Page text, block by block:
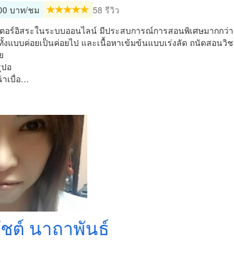
บาท/ชม
58 รีวิว
อร์อิสระในระบบออนไลน์ มีประสบการณ์การสอนพิเศษมากกว่
งแบบค่อยเป็นค่อยไป และเนื้อหาเข้มข้นแบบเร่งลัด ถนัดสอน
อ
เบื่อ…
ต์ นาถาพันธ์